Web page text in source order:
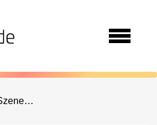
Eine Szene mit Schalter UND Bewegungsmelder steuern